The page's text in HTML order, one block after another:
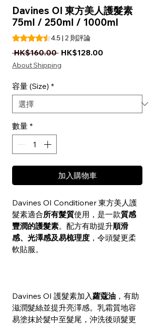
Davines OI 東方美人護髮素
75ml / 250ml / 1000ml
根據 2 則評論，評等為 4.5 顆星（滿分為
4.5 | 2 則評論
HK$160.00 一般價格
HK$128.00
About Shipping
容量 (Size) *
數量 *
加入購物車
Davines OI Conditioner 東方美人護
髮素適合所有髮質使用，是一款質感
豐潤的護髮素。配方有助提升順滑
感、光澤感及易梳理度 ，令頭髮更柔
軟貼服。
Davines OI 護髮素加入蘿蔻油 ，有助
滋潤髮絲並提升亮澤感。乳霜質地容
易塗抹於髮中至髮尾，沖洗後頭髮更